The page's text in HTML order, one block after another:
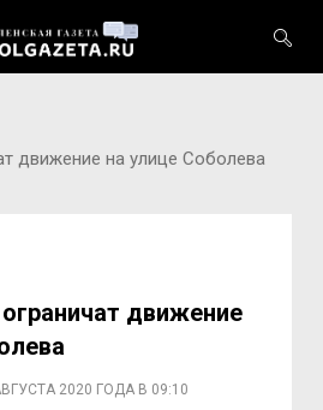
движение на улице Соболева
движение
2020 ГОДА В 09:10